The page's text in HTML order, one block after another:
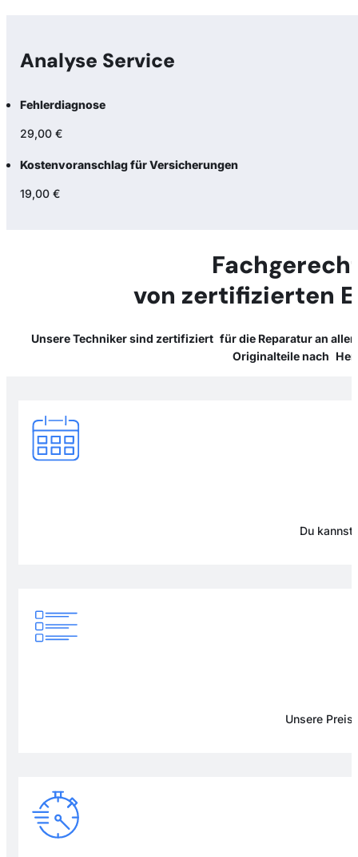
Analyse Service
Fehlerdiagnose
29,00 €
Kostenvoranschlag für Versicherungen
19,00 €
von zertifizierten
Unsere Techniker sind zertifiziert für die Reparatur an
Originalteile nach
Du kannst
Unsere